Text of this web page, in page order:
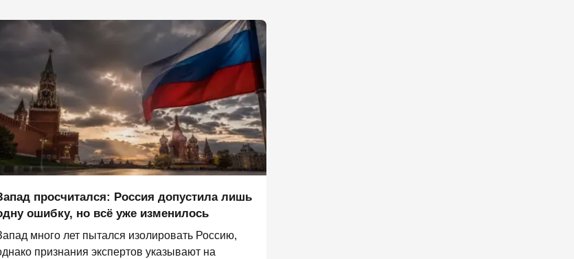
просчитался: Россия допустила лишь
ошибку, но всё уже изменилось
много лет пытался изолировать Россию,
признания экспертов указывают на